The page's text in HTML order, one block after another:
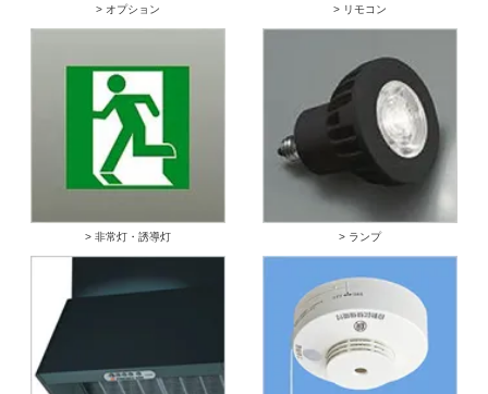
> オプション > リモコン
> 非常灯・誘導灯 > ランプ